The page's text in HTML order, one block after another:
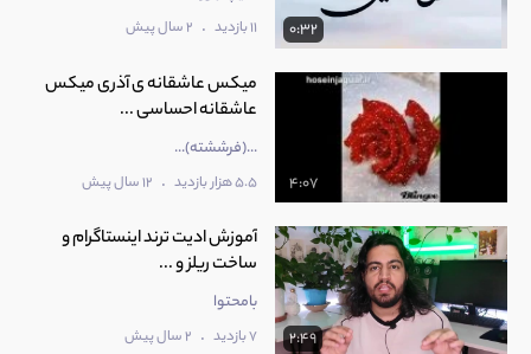
0:32 11 بازدید . 2 سال پیش
4:07
میکس عاشقانه ی آذری میکس
عاشقانه احساسی ...
...(فرششته)...
5.5 هزار بازدید . 12 سال پیش
2:49
آموزش ادیت ترند اینستاگرام و
ساخت ریلز و ...
بامحتوا
7 بازدید . 2 سال پیش